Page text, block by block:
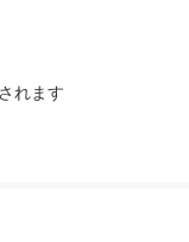
れます